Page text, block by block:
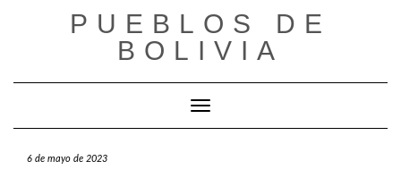
PUEBLOS DE
BOLIVIA
Cambiar modo de navegación
6 de mayo de 2023